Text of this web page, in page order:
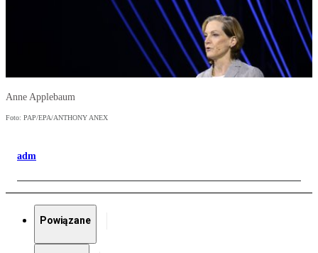
Anne Applebaum
Foto: PAP/EPA/ANTHONY ANEX
adm
Powiązane